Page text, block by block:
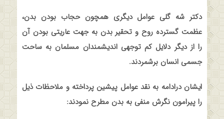
دکتر شه گلی عوامل دیگری همچون حجاب بودن بدن،
عظمت گسترده روح و تحقیر بدن به جهت عاریتی بودن آن
را از دیگر دلایل کم توجهی اندیشمندان مسلمان به ساحت
جسمی انسان برشمردند.
ایشان درادامه به نقد عوامل پیشین پرداخته و ملاحظات ذیل
را پیرامون نگرش منفی به بدن مطرح نمودند: